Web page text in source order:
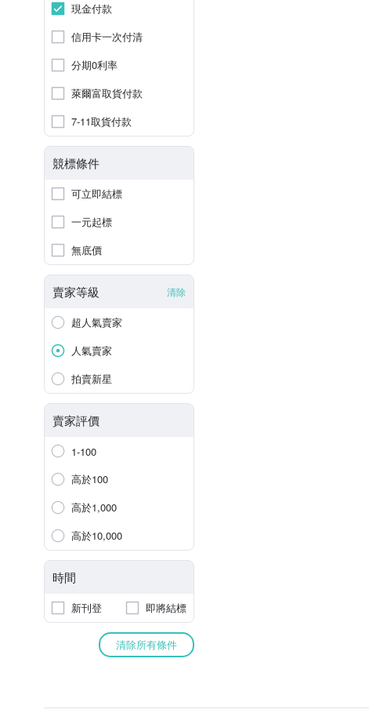
現金付款
信用卡一次付清
分期0利率
萊爾富取貨付款
7-11取貨付款
競標條件
可立即結標
一元起標
無底價
賣家等級 清除
超人氣賣家
人氣賣家
拍賣新星
賣家評價
1-100
高於100
高於1,000
高於10,000
時間
新刊登 即將結標
清除所有條件